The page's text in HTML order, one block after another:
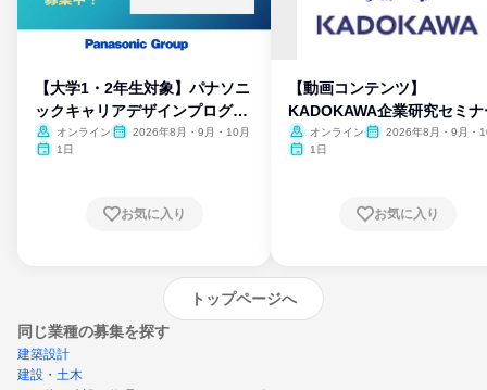
【大学1・2年生対象】パナソニ
ックキャリアデザインプログラ
ム
オンライン
2026年8月・9月・10月
1日
お気に入り
【動画コンテンツ】
KADOKAWA企業研究セミナ
オンライン
2026年8月・9月・
1日
お気に入り
トップページへ
同じ業種の募集を探す
建築設計
建設・土木